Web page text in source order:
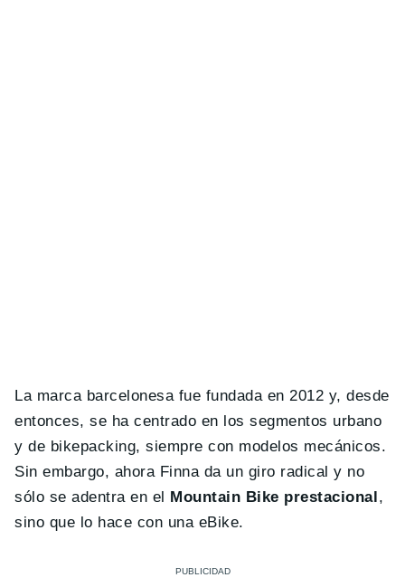
La marca barcelonesa fue fundada en 2012 y, desde
entonces, se ha centrado en los segmentos urbano
y de bikepacking, siempre con modelos mecánicos.
Sin embargo, ahora Finna da un giro radical y no
sólo se adentra en el Mountain Bike prestacional,
sino que lo hace con una eBike.